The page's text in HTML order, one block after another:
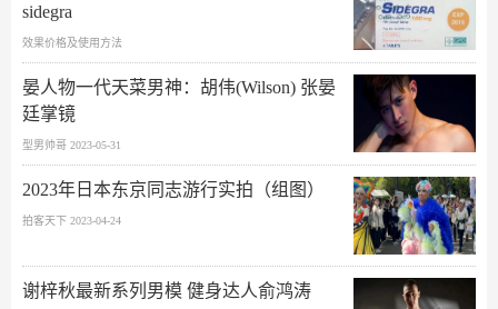
sidegra
效果价格及使用方法
晏人物一代天菜男神：胡伟(Wilson) 张晏
廷掌镜
型男帅哥 2023-05-31
2023年日本东京同志游行实拍（组图）
拍客天下 2023-04-24
谢梓秋最新系列男模 健身达人俞鸿涛